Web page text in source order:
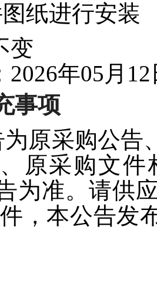
纸进行安装
变
2026年05月12
事项
为原采购公告
原采购文
为准。请供
，本公告发